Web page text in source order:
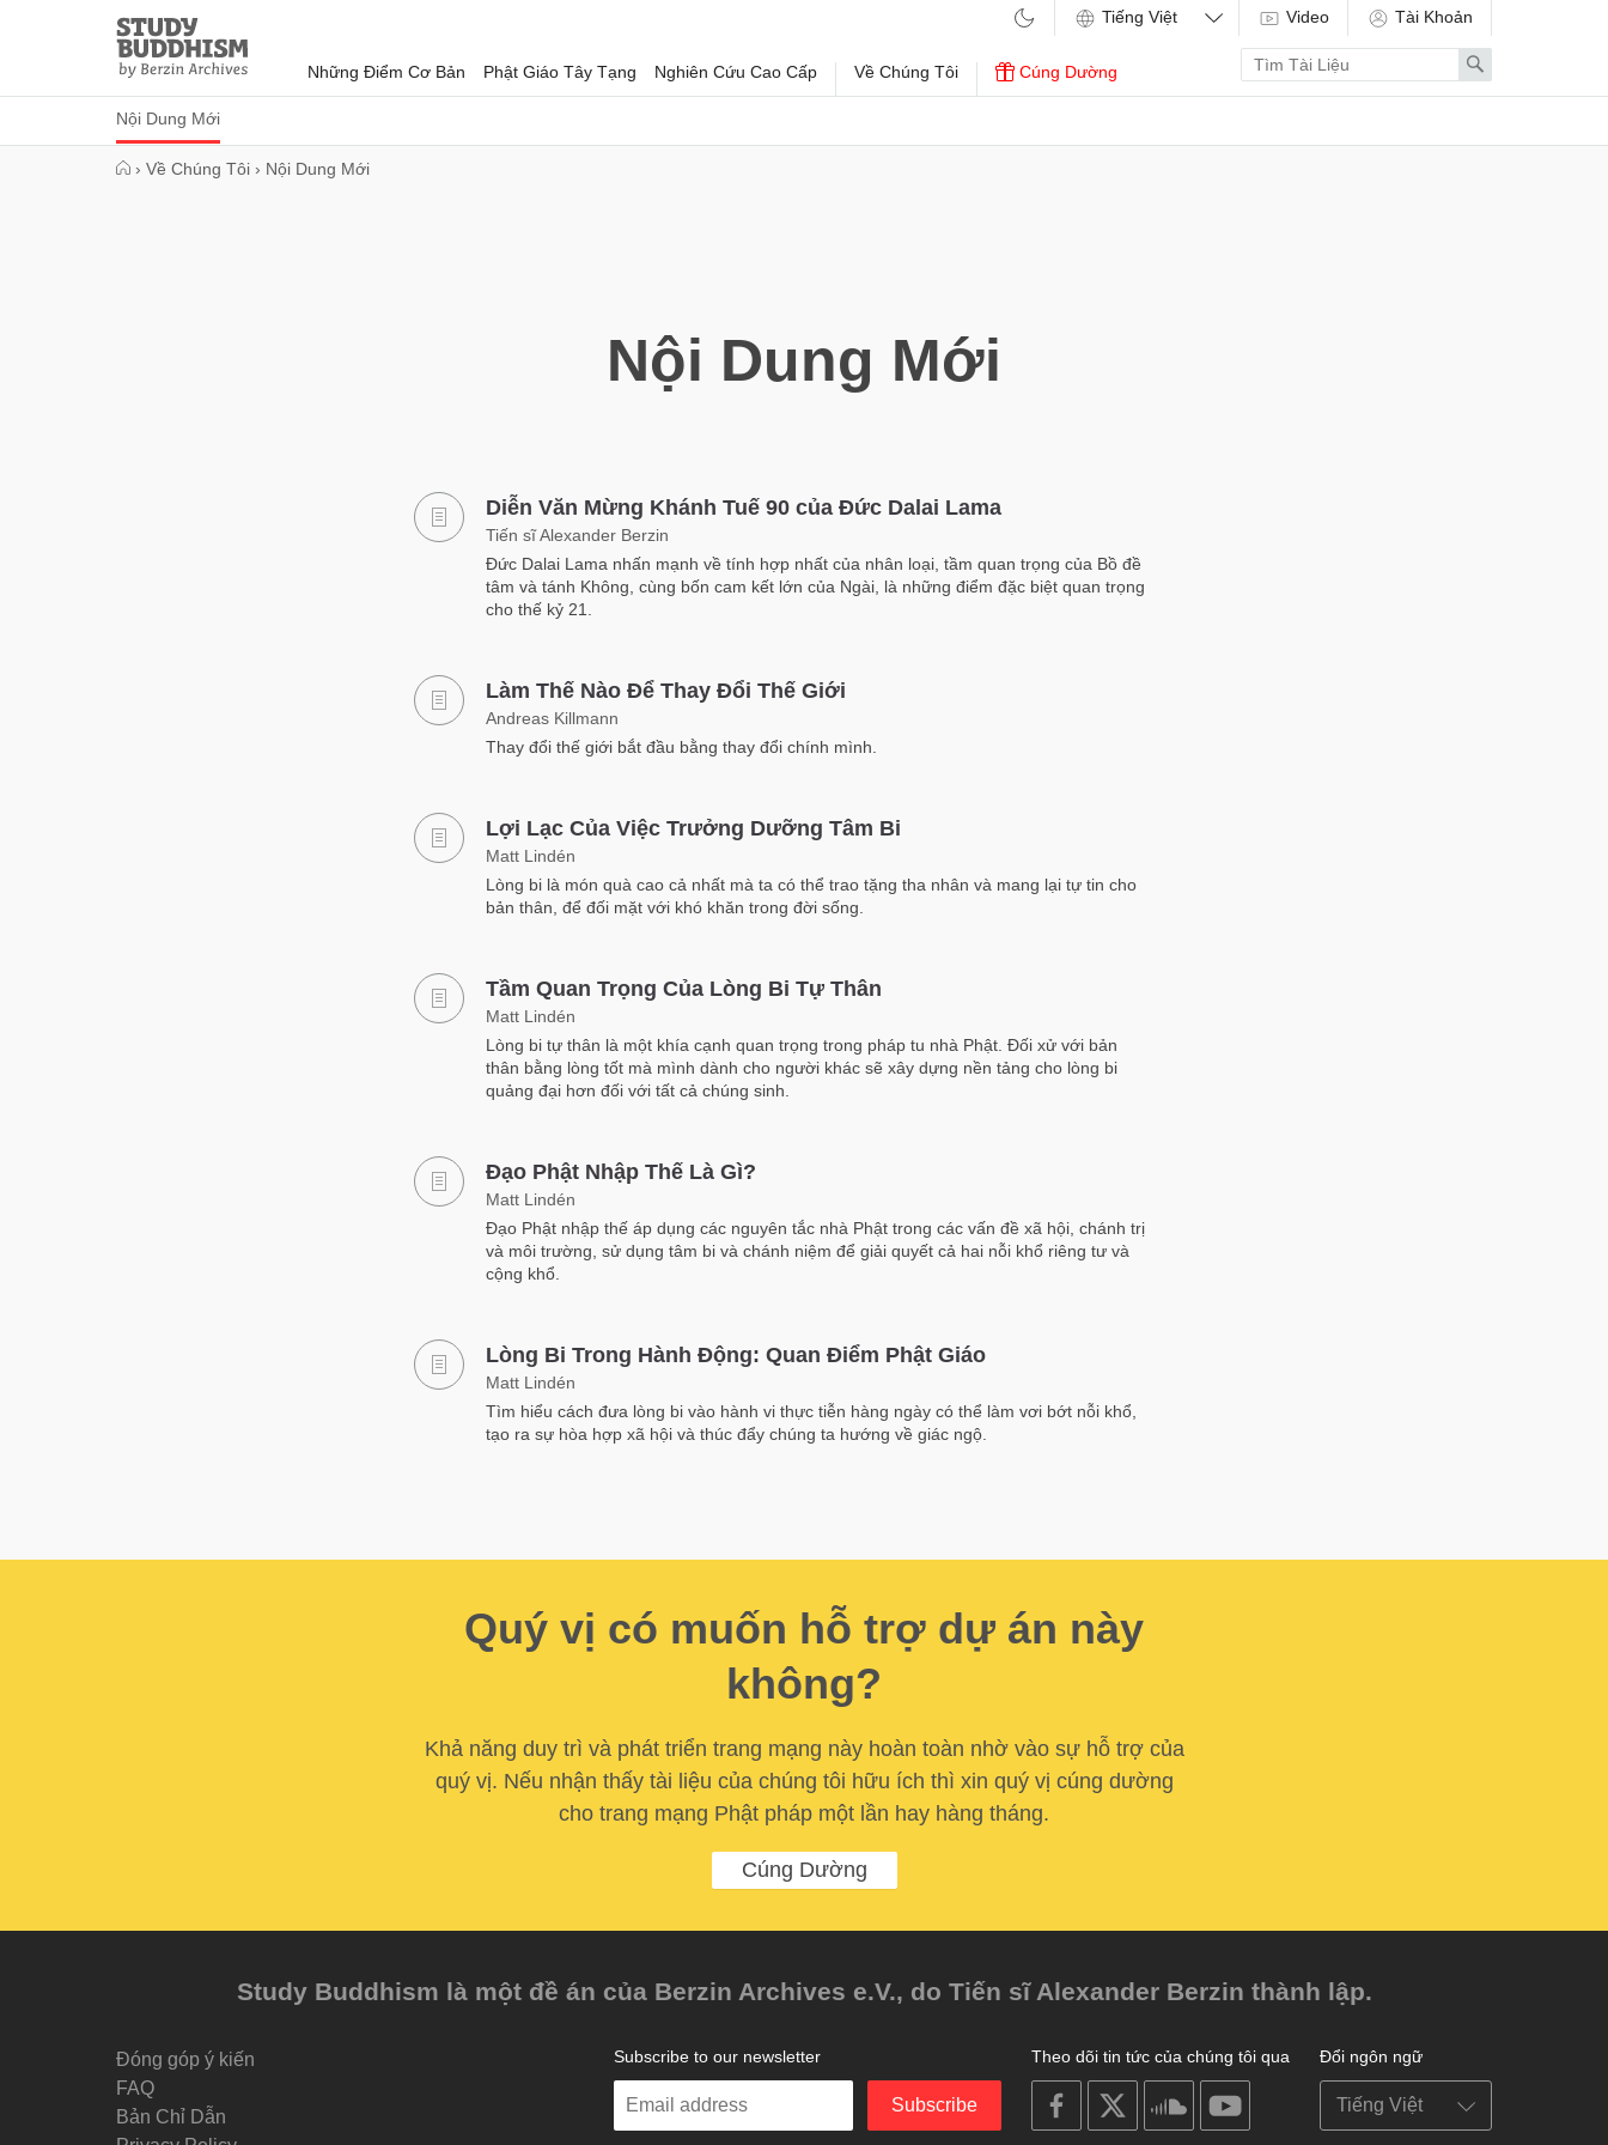
Study
Buddhism
Home
Những Điểm Cơ Bản Phật Giáo Tây Tạng Nghiên Cứu Cao Cấp Về Chúng Tôi
Nội Dung Mới
Cúng Dường
Video Tài Khoản
Enter
search
term
Search
› Về Chúng Tôi › Nội Dung Mới
Nội Dung Mới
Diễn Văn Mừng Khánh Tuế 90 của Đức Dalai Lama
Tiến sĩ Alexander Berzin
Đức Dalai Lama nhấn mạnh về tính hợp nhất của nhân loại, tầm quan trọng của Bồ đề
tâm và tánh Không, cùng bốn cam kết lớn của Ngài, là những điểm đặc biệt quan trọng
cho thế kỷ 21.
Làm Thế Nào Để Thay Đổi Thế Giới
Andreas Killmann
Thay đổi thế giới bắt đầu bằng thay đổi chính mình.
Lợi Lạc Của Việc Trưởng Dưỡng Tâm Bi
Matt Lindén
Lòng bi là món quà cao cả nhất mà ta có thể trao tặng tha nhân và mang lại tự tin cho
bản thân, để đối mặt với khó khăn trong đời sống.
Tầm Quan Trọng Của Lòng Bi Tự Thân
Matt Lindén
Lòng bi tự thân là một khía cạnh quan trọng trong pháp tu nhà Phật. Đối xử với bản
thân bằng lòng tốt mà mình dành cho người khác sẽ xây dựng nền tảng cho lòng bi
quảng đại hơn đối với tất cả chúng sinh.
Đạo Phật Nhập Thế Là Gì?
Matt Lindén
Đạo Phật nhập thế áp dụng các nguyên tắc nhà Phật trong các vấn đề xã hội, chánh trị
và môi trường, sử dụng tâm bi và chánh niệm để giải quyết cả hai nỗi khổ riêng tư và
cộng khổ.
Lòng Bi Trong Hành Động: Quan Điểm Phật Giáo
Matt Lindén
Tìm hiểu cách đưa lòng bi vào hành vi thực tiễn hàng ngày có thể làm vơi bớt nỗi khổ,
tạo ra sự hòa hợp xã hội và thúc đẩy chúng ta hướng về giác ngộ.
Quý vị có muốn hỗ trợ dự án này
không?
Khả năng duy trì và phát triển trang mạng này hoàn toàn nhờ vào sự hỗ trợ của
quý vị. Nếu nhận thấy tài liệu của chúng tôi hữu ích thì xin quý vị cúng dường
cho trang mạng Phật pháp một lần hay hàng tháng.
Cúng Dường
Study Buddhism là một đề án của Berzin Archives e.V., do Tiến sĩ Alexander Berzin thành lập.
Đóng góp ý kiến
FAQ
Bản Chỉ Dẫn
Đổi ngôn ngữ
Theo dõi tin tức của chúng tôi qua
on
facebook
on
on
soundcloud
Subscribe to our newsletter
Enter
Subscribe